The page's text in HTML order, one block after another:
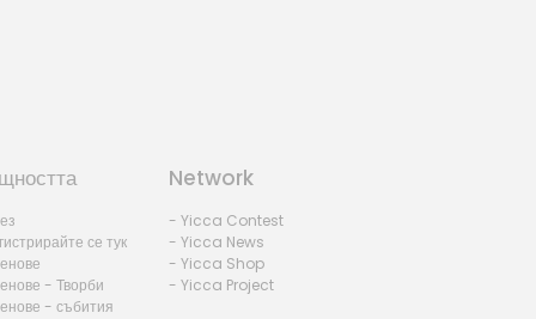
се тук
- Творби
- събития
Network
- Yicca Contest
- Yicca News
- Yicca Shop
- Yicca Project